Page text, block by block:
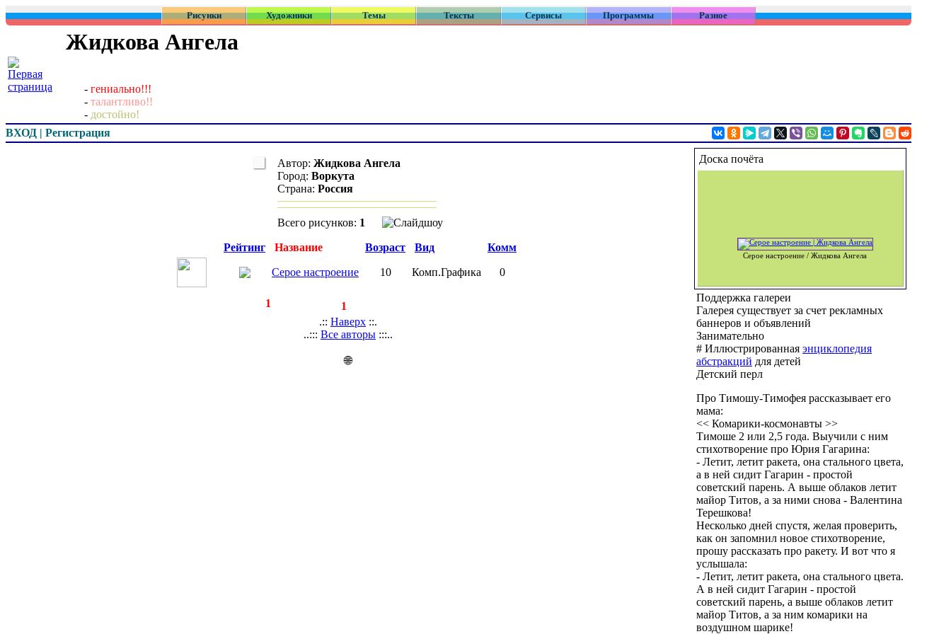
Рисунки Художники Темы Тексты Сервисы Программы Разное
Жидкова Ангела
- гениально!!!
- талантливо!!
- достойно!
ВХОД | Регистрация
Автор: Жидкова Ангела
Город: Воркута
Страна: Россия
Всего рисунков: 1
Рейтинг Название Возраст Вид Комм
Серое настроение 10 Комп.Графика 0
1
1
.:: Наверх ::.
..::: Все авторы :::..
🌐
Доска почёта
Серое настроение / Жидкова Ангела
Поддержка галереи
Галерея существует за счет рекламных
баннеров и объявлений
Занимательно
# Иллюстрированная энциклопедия
абстракций для детей
Детский перл
Про Тимошу-Тимофея рассказывает его
мама:
<< Комарики-космонавты >>
Тимоше 2 или 2,5 года. Выучили с ним
стихотворение про Юрия Гагарина:
- Летит, летит ракета, она стального цвета,
а в ней сидит Гагарин - простой
советский парень. А выше облаков летит
майор Титов, а за ними снова - Валентина
Терешкова!
Несколько дней спустя, желая проверить,
как он запомнил новое стихотворение,
прошу рассказать про ракету. И вот что я
услышала:
- Летит, летит ракета, она стального цвета.
А в ней сидит Гагарин - простой
советский парень, а выше облаков летит
майор Титов, а за ним комарики на
воздушном шарике!